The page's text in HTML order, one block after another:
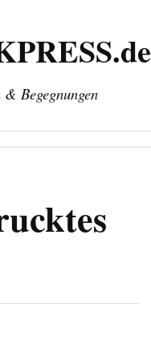
& Begegnungen